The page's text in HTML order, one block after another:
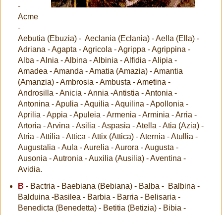
-
Acme
-
Aebutia (Ebuzia) - Aeclania (Eclania) - Aella (Ella) -
Adriana - Agapta - Agricola - Agrippa - Agrippina -
Alba - Alnia - Albina - Albinia - Alfidia - Alipia -
Amadea - Amanda - Amatia (Amazia) - Amantia
(Amanzia) - Ambrosia - Ambusta - Ametina -
Androsilla - Anicia - Annia -Antistia - Antonia -
Antonina - Apulia - Aquilia - Aquilina - Apollonia -
Aprilia - Appia - Apuleia - Armenia - Arminia - Arria -
Artoria - Arvina - Asilia - Aspasia - Atella - Atia (Azia) -
Atria - Attilia - Attica - Attix (Attica) - Aternia - Atullia -
Augustalia - Aula - Aurelia - Aurora - Augusta -
Ausonia - Autronia - Auxilia (Ausilia) - Aventina -
Avidia.
B - Bactria - Baebiana (Bebiana) - Balba - Balbina -
Balduina -Basilea - Barbia - Barria - Belisaria -
Benedicta (Benedetta) - Betitia (Betizia) - Bibia -